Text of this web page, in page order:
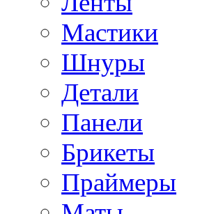
Мастики
Шнуры
Детали
Панели
Брикеты
Праймеры